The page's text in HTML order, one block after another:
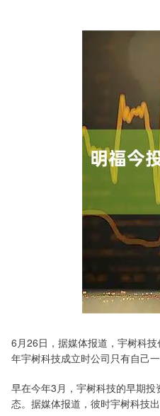
6月26日，据媒体报道，宇树科
年宇树科技成立时公司只有自己
早在今年3月，宇树科技的早期
态。据媒体报道，彼时宇树科技